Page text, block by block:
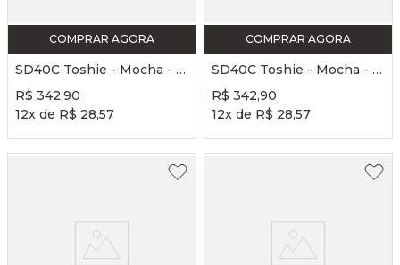
COMPRAR AGORA
SD40C Toshie - Mocha - E - FR - Sapatilha de Ponta LONA STRETCH
R$ 342,90
12x de R$ 28,57
COMPRAR AGORA
SD40C Toshie - Mocha - E - FN - Sapatilha de Ponta LONA STRETCH
R$ 342,90
12x de R$ 28,57